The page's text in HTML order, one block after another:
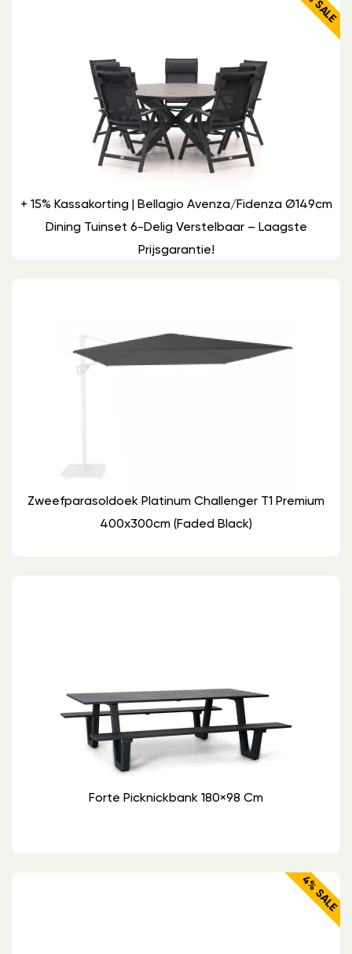
+ 15% Kassakorting | Bellagio Avenza/Fidenza Ø149cm
Dining Tuinset 6-Delig Verstelbaar – Laagste
Prijsgarantie!
Zweefparasoldoek Platinum Challenger T1 Premium
400x300cm (Faded Black)
Forte Picknickbank 180×98 Cm
4% SALE